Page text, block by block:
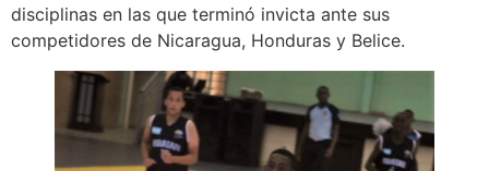
disciplinas en las que terminó invicta ante sus
competidores de Nicaragua, Honduras y Belice.